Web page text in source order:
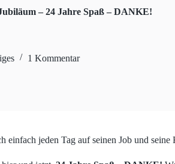
– 24 Jahre Spaß – DANKE!
1 Kommentar
einfach jeden Tag auf seinen Job und